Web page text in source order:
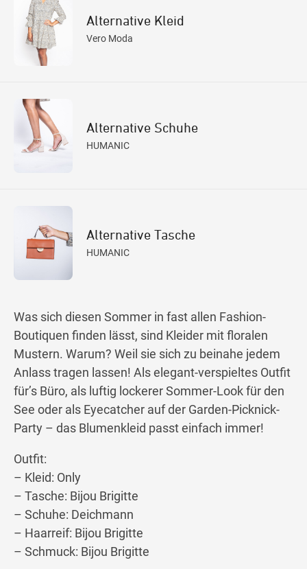
Alternative Kleid
Vero Moda
Alternative Schuhe
HUMANIC
Alternative Tasche
HUMANIC
Was sich diesen Sommer in fast allen Fashion-
Boutiquen finden lässt, sind Kleider mit floralen
Mustern. Warum? Weil sie sich zu beinahe jedem
Anlass tragen lassen! Als elegant-verspieltes Outfit
für’s Büro, als luftig lockerer Sommer-Look für den
See oder als Eyecatcher auf der Garden-Picknick-
Party – das Blumenkleid passt einfach immer!
Outfit:
– Kleid: Only
– Tasche: Bijou Brigitte
– Schuhe: Deichmann
– Haarreif: Bijou Brigitte
– Schmuck: Bijou Brigitte